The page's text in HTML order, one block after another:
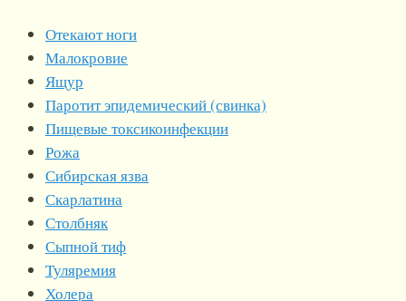
Отекают ноги
Малокровие
Ящур
Паротит эпидемический (свинка)
Пищевые токсикоинфекции
Рожа
Сибирская язва
Скарлатина
Столбняк
Сыпной тиф
Туляремия
Холера